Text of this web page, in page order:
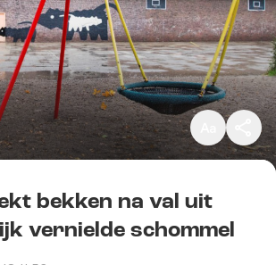
Klein
Standaard
Groot
Kopieer link
bekken na val uit
vernielde schommel